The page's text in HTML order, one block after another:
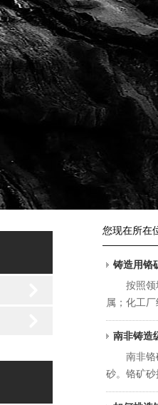
您现在所在
铸造用铬
按照领域
属；化工
南非铸造
南非铬矿
砂。铬矿砂